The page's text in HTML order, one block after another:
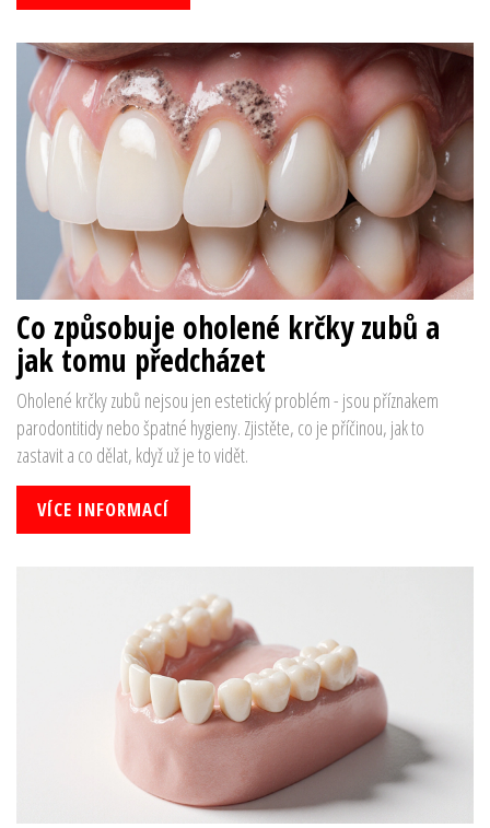
Co způsobuje oholené krčky zubů a
jak tomu předcházet
Oholené krčky zubů nejsou jen estetický problém - jsou příznakem
parodontitidy nebo špatné hygieny. Zjistěte, co je příčinou, jak to
zastavit a co dělat, když už je to vidět.
VÍCE INFORMACÍ